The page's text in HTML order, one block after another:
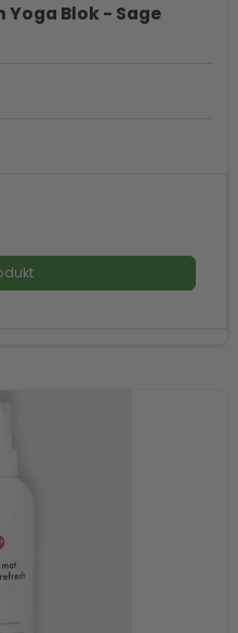
Yoga Blok - Sage